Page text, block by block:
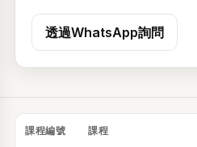
透過WhatsApp詢問
課程編號 課程